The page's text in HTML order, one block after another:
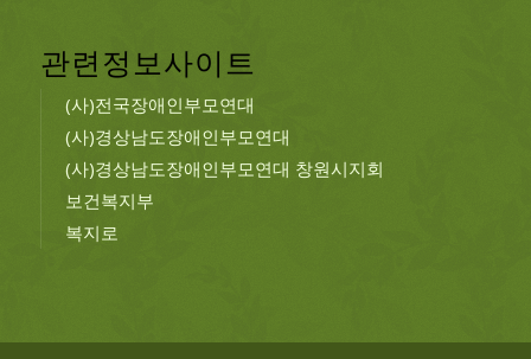
관련정보사이트
(사)전국장애인부모연대
(사)경상남도장애인부모연대
(사)경상남도장애인부모연대 창원시지회
보건복지부
복지로